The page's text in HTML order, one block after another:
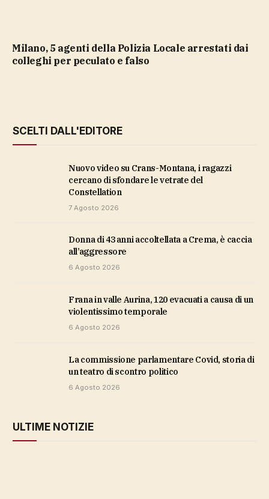
Milano, 5 agenti della Polizia Locale arrestati dai
colleghi per peculato e falso
SCELTI DALL'EDITORE
Nuovo video su Crans-Montana, i ragazzi
cercano di sfondare le vetrate del
Constellation
7 Agosto 2026
Donna di 43 anni accoltellata a Crema, è caccia
all’aggressore
6 Agosto 2026
Frana in valle Aurina, 120 evacuati a causa di un
violentissimo temporale
6 Agosto 2026
La commissione parlamentare Covid, storia di
un teatro di scontro politico
6 Agosto 2026
ULTIME NOTIZIE